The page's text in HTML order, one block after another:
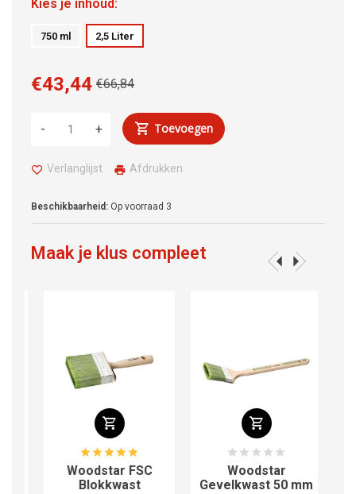
Kies je inhoud:
750 ml 2,5 Liter
€66,84
€43,44
+
- Toevoegen
Verlanglijst Afdrukken
Beschikbaarheid: Op voorraad 3
Maak je klus compleet
Woodstar FSC
Blokkwast
Woodstar
Gevelkwast 50 mm